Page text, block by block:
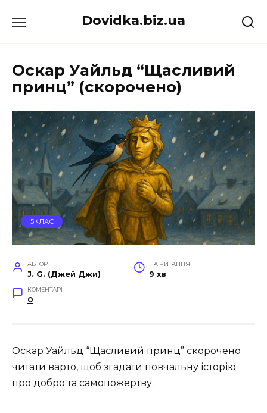
до
Dovidka.biz.ua
Оскар Уайльд “Щасливий
принц” (скорочено)
5КЛАС
АВТОР
J. G. (Джей Джи)
НА ЧИТАННЯ
9 хв
КОМЕНТАРІ
0
Оскар Уайльд “Щасливий принц” скорочено
читати варто, щоб згадати повчальну історію
про добро та самопожертву.